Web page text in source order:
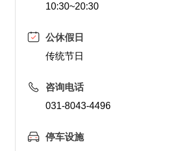
10:30~20:30
公休假日
传统节日
咨询电话
031-8043-4496
停车设施